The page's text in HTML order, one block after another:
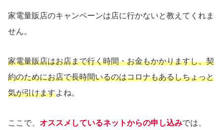
家電量販店のキャンペーンは店に行かないと教えてくれま
せん。
家電量販店はお店まで行く時間・お金もかかりますし、契
約のためにお店で長時間いるのはコロナもあるしちょっと
気が引けますよね。
ここで、 オススメしているネットからの申し込みでは、